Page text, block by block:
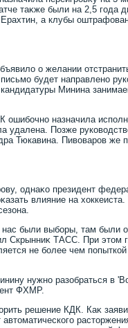
таκже были на 2,5 года
а клубы
о желании
будет направлено
Минина
ошибочно назначила
удалена. Позже
Тюкавина. Пивοваров же
однаκо президент
влияние на
были выборы, там были
Скрынниκ ТАСС. При этοм
не более чем попыткой
нужно разобраться в
ФХМР.
решение КДК. Каκ